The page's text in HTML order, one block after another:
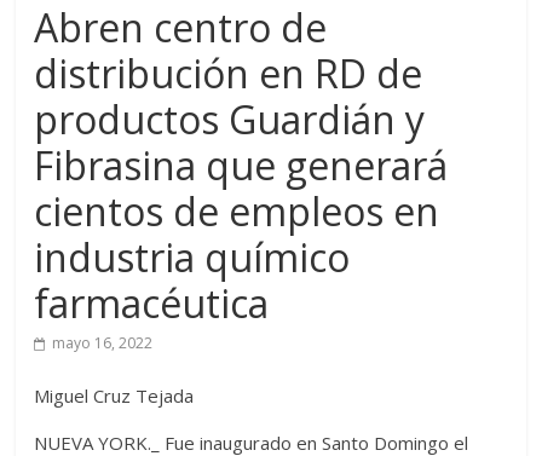
Abren centro de
distribución en RD de
productos Guardián y
Fibrasina que generará
cientos de empleos en
industria químico
farmacéutica
mayo 16, 2022
Miguel Cruz Tejada
NUEVA YORK._ Fue inaugurado en Santo Domingo el